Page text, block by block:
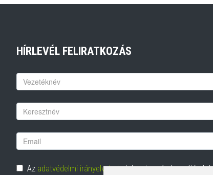
HÍRLEVÉL FELIRATKOZÁS
Keresztnév
Vezetéknév
Email
cím
Adatvédelem
Az adatvédelmi irányelveketelolvastam és hozzájárulok